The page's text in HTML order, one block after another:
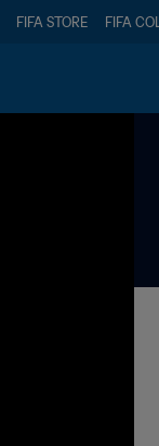
FIFA STORE FIFA